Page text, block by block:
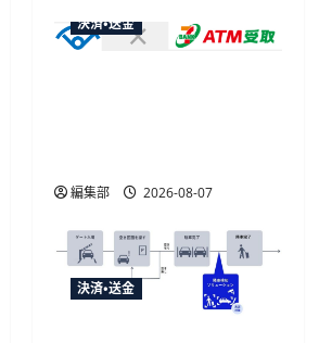
決済・送金
編集部 2026-08-07
決済・送金